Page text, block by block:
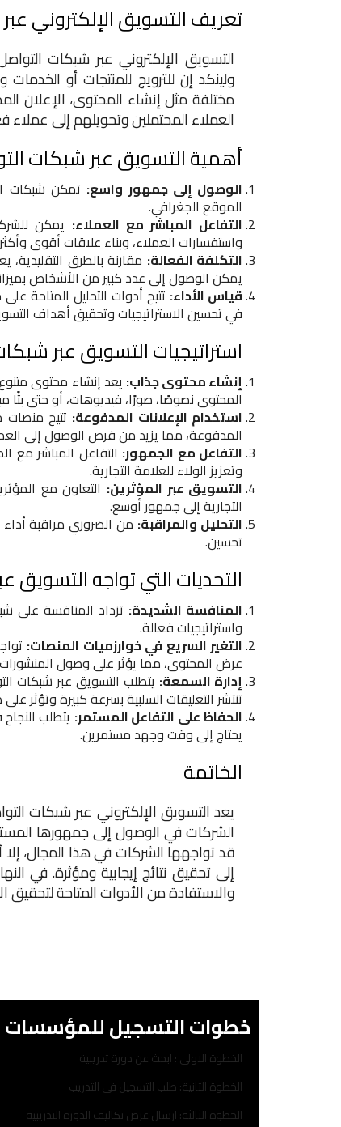
تعريف التسويق الإلكتروني
التسويق الإلكتروني عبر شبكات
ولينكد إن للترويج للمنتجات أو
مختلفة مثل إنشاء المحتوى، الإعلان
العملاء المحتملين وتحويلهم إلى
أهمية التسويق عبر شبكات
الوصول إلى جمهور واسع: تمكن شبكات
الموقع الجغرافي.
التفاعل المباشر مع العملاء: يمكن
واستفسارات العملاء، وبناء علاقات أقوى
التكلفة الفعالة: مقارنة بالطرق
يمكن الوصول إلى عدد كبير من الأشخاص
قياس الأداء: تتيح أدوات التحليل المتاحة
في تحسين الاستراتيجيات وتحقيق أهداف
استراتيجيات التسويق عبر
إنشاء محتوى جذاب: يعد إنشاء محتوى
المحتوى نصوصًا، صورًا، فيديوهات، أو حتى بثًا
استخدام الإعلانات المدفوعة: تتيح
المدفوعة، مما يزيد من فرص الوصول إلى
التفاعل مع الجمهور: التفاعل المباشر مع
وتعزيز الولاء للعلامة التجارية.
التسويق عبر المؤثرين: التعاون مع
التجارية إلى جمهور أوسع.
التحليل والمراقبة: من الضروري مراقبة أداء
تحسين.
التحديات التي تواجه
المنافسة الشديدة: تزداد المنافسة على
واستراتيجيات فعالة.
التغير السريع في خوارزميات المنصات:
عرض المحتوى، مما يؤثر على وصول
إدارة السمعة: يتطلب التسويق عبر شبكات
تنتشر التعليقات السلبية بسرعة كبيرة وتؤثر
الحفاظ على التفاعل المستمر: يتطلب
يحتاج إلى وقت وجهد مستمرين.
الخاتمة
يعد التسويق الإلكتروني عبر شبكات
الشركات في الوصول إلى جمهورها
قد تواجهها الشركات في هذا المجال، إلا
إلى تحقيق نتائج إيجابية ومؤثرة. في
والاستفادة من الأدوات المتاحة لتحقيق
خطوات التسجيل للمؤسسات
الخطوة الاولى : ابحث عن دورة تدريبية
الخطوة الثانية: طلب التسجيل في التدريب
الخطوة الثالثة: ارسال عرض تكاليف الدورة التدريبية